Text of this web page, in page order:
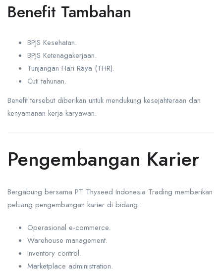
Benefit Tambahan
BPJS Kesehatan.
BPJS Ketenagakerjaan.
Tunjangan Hari Raya (THR).
Cuti tahunan.
Benefit tersebut diberikan untuk mendukung kesejahteraan dan
kenyamanan kerja karyawan.
Pengembangan Karier
Bergabung bersama PT Thyseed Indonesia Trading memberikan
peluang pengembangan karier di bidang:
Operasional e-commerce.
Warehouse management.
Inventory control.
Marketplace administration.